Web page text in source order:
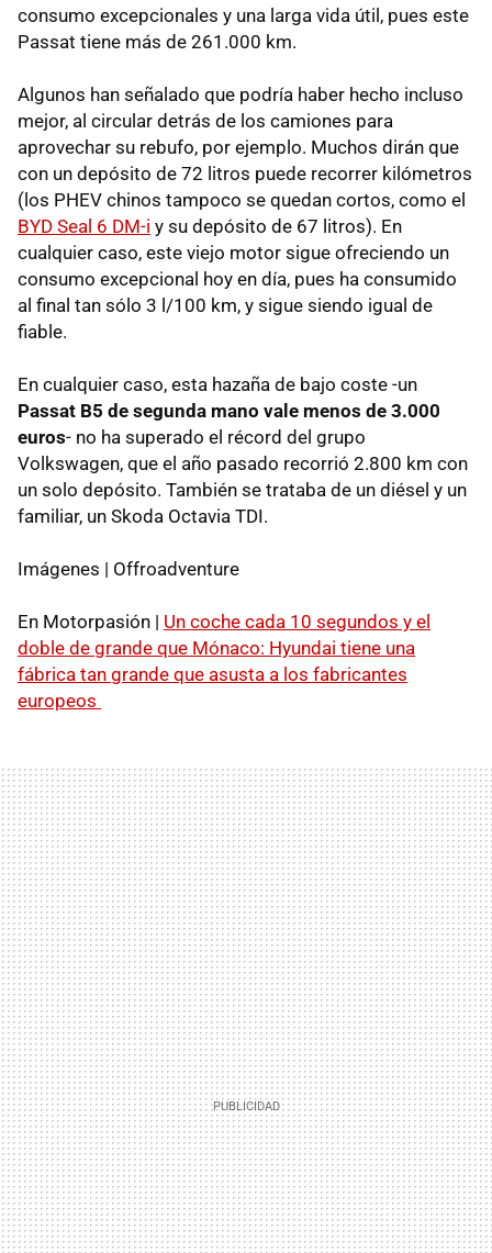
consumo excepcionales y una larga vida útil, pues este
Passat tiene más de 261.000 km.
Algunos han señalado que podría haber hecho incluso
mejor, al circular detrás de los camiones para
aprovechar su rebufo, por ejemplo. Muchos dirán que
con un depósito de 72 litros puede recorrer kilómetros
(los PHEV chinos tampoco se quedan cortos, como el
BYD Seal 6 DM-i y su depósito de 67 litros). En
cualquier caso, este viejo motor sigue ofreciendo un
consumo excepcional hoy en día, pues ha consumido
al final tan sólo 3 l/100 km, y sigue siendo igual de
fiable.
En cualquier caso, esta hazaña de bajo coste -un
Passat B5 de segunda mano vale menos de 3.000
euros- no ha superado el récord del grupo
Volkswagen, que el año pasado recorrió 2.800 km con
un solo depósito. También se trataba de un diésel y un
familiar, un Skoda Octavia TDI.
Imágenes | Offroadventure
En Motorpasión | Un coche cada 10 segundos y el
doble de grande que Mónaco: Hyundai tiene una
fábrica tan grande que asusta a los fabricantes
europeos